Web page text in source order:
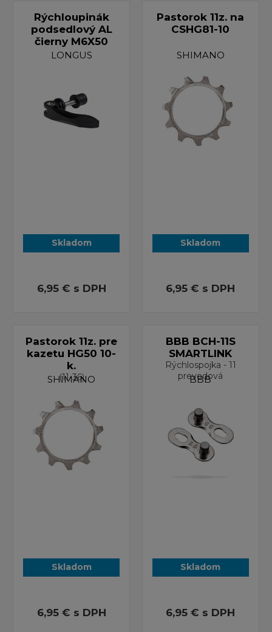
Rýchloupinák
podsedlový AL
čierny M6X50
LONGUS
Skladom
6,95 € s DPH
Pastorok 11z. na
CSHG81-10
SHIMANO
Skladom
6,95 € s DPH
Pastorok 11z. pre
kazetu HG50 10-
k.
(11-36)
SHIMANO
Skladom
6,95 € s DPH
BBB BCH-11S
SMARTLINK
Rýchlospojka - 11
prevodová
BBB
Skladom
6,95 € s DPH